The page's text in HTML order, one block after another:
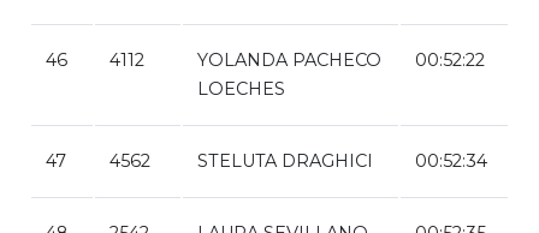
46 4112
YOLANDA PACHECO
LOECHES
00:52:22
47 4562 STELUTA DRAGHICI 00:52:34